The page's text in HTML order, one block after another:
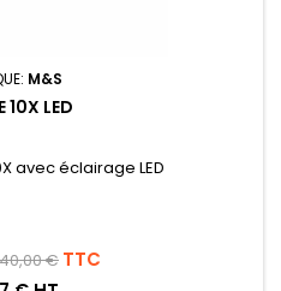
M&S
10X LED
avec éclairage LED
Prix
40,00 € TTC